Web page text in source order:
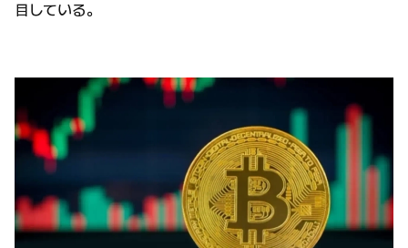
目している。